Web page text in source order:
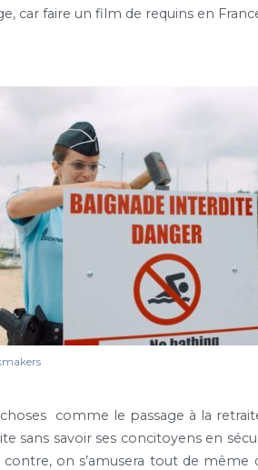
car faire un film de requins en
choses comme le passage à la
sans savoir ses concitoyens en
on s’amusera tout de même